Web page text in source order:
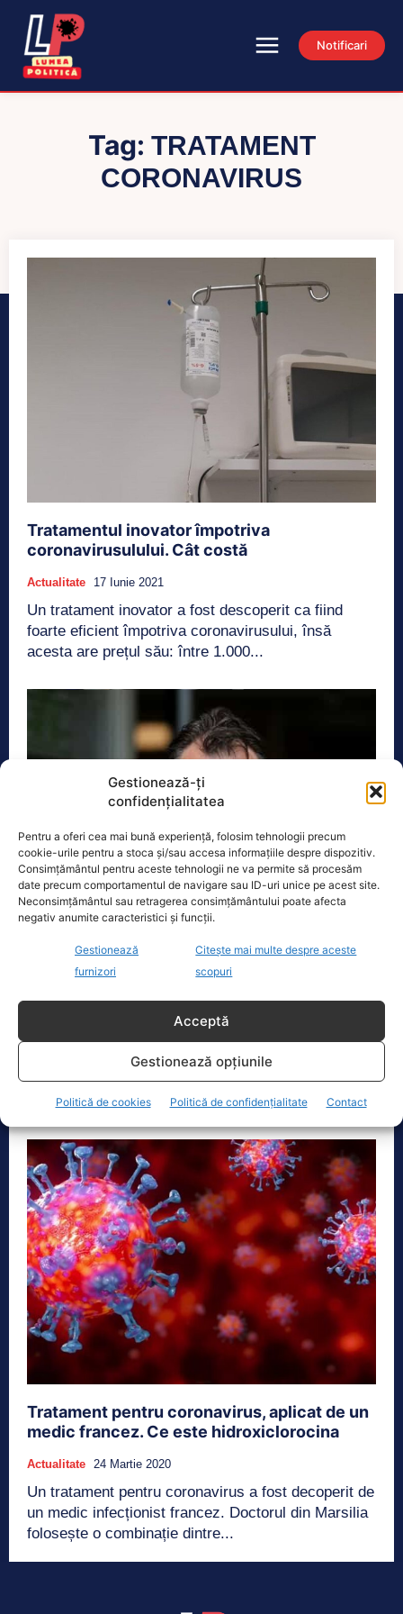
Gestionează-ți
confidențialitatea
Pentru a oferi cea mai bună experiență, folosim tehnologii precum
cookie-urile pentru a stoca și/sau accesa informațiile despre dispozitiv.
Consimțământul pentru aceste tehnologii ne va permite să procesăm
date precum comportamentul de navigare sau ID-uri unice pe acest site.
Neconsimțământul sau retragerea consimțământului poate afecta
negativ anumite caracteristici și funcții.
Gestionează
furnizori
Citește mai multe despre aceste
scopuri
Acceptă
Gestionează opțiunile
Politică de cookies Politică de confidențialitate Contact
Notificari
Tag: TRATAMENT
CORONAVIRUS
Tratamentul inovator împotriva
coronavirusulului. Cât costă
Actualitate 17 Iunie 2021
Un tratament inovator a fost descoperit ca fiind
foarte eficient împotriva coronavirusului, însă
acesta are prețul său: între 1.000...
Tratamentele pentru coronavirus de la noi
sunt aceleași ca în vest, spune ministrul
Nelu Tătaru
Tratamentele pentru coronavirus din România sunt
aceleași care sunt folosite în marile state ale lumii,
a explicat ministrul sănătății....
Tratament pentru coronavirus, aplicat de un
medic francez. Ce este hidroxiclorocina
Actualitate 24 Martie 2020
Un tratament pentru coronavirus a fost decoperit de
un medic infecționist francez. Doctorul din Marsilia
folosește o combinație dintre...